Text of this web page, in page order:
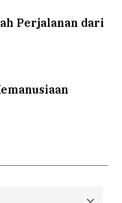
Perjalanan dari